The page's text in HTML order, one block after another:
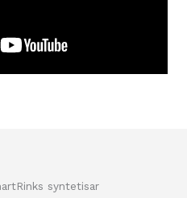
syntetisar